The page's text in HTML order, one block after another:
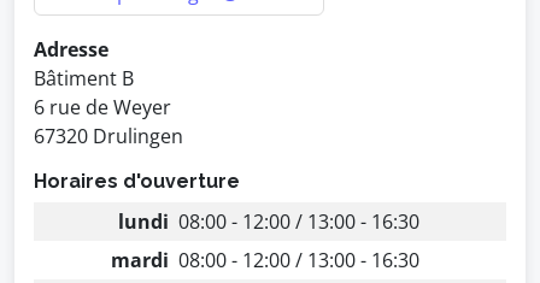
Adresse
Bâtiment B
6 rue de Weyer
67320 Drulingen
Horaires d'ouverture
lundi 08:00 - 12:00 / 13:00 - 16:30
mardi 08:00 - 12:00 / 13:00 - 16:30